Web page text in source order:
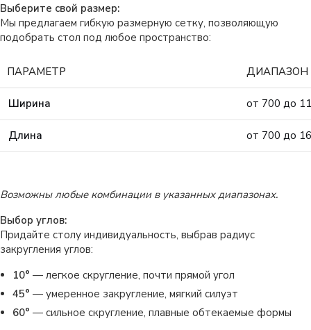
Выберите свой размер:
Мы предлагаем гибкую размерную сетку, позволяющую
подобрать стол под любое пространство:
ПАРАМЕТР ДИАПАЗОН
Ширина от 700 до
Длина от 700 до
Возможны любые комбинации в указанных диапазонах.
Выбор углов:
Придайте столу индивидуальность, выбрав радиус
закругления углов:
10° — легкое скругление, почти прямой угол
45° — умеренное закругление, мягкий силуэт
60° — сильное скругление, плавные обтекаемые формы